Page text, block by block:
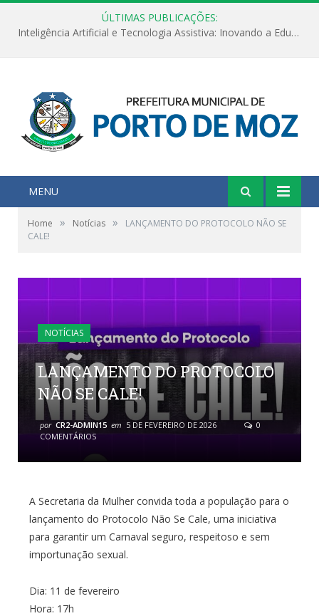
ÚLTIMAS PUBLICAÇÕES:
Inteligência Artificial e Tecnologia Assistiva: Inovando a Educação Especial e Inclusiva
MENU
Home » Notícias »
LANÇAMENTO DO PROTOCOLO NÃO SE
CALE!
NOTÍCIAS
LANÇAMENTO DO PROTOCOLO
NÃO SE CALE!
por CR2-ADMIN15 em 5 DE FEVEREIRO DE 2026
0
COMENTÁRIOS
A Secretaria da Mulher convida toda a população para o
lançamento do Protocolo Não Se Cale, uma iniciativa
para garantir um Carnaval seguro, respeitoso e sem
importunação sexual.
Dia: 11 de fevereiro
Hora: 17h